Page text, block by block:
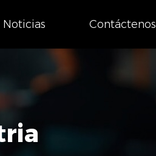
Noticias Contáctenos